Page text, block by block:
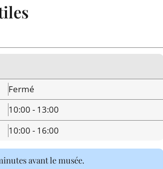
Fermé
10:00 - 13:00
10:00 - 16:00
avant le musée.